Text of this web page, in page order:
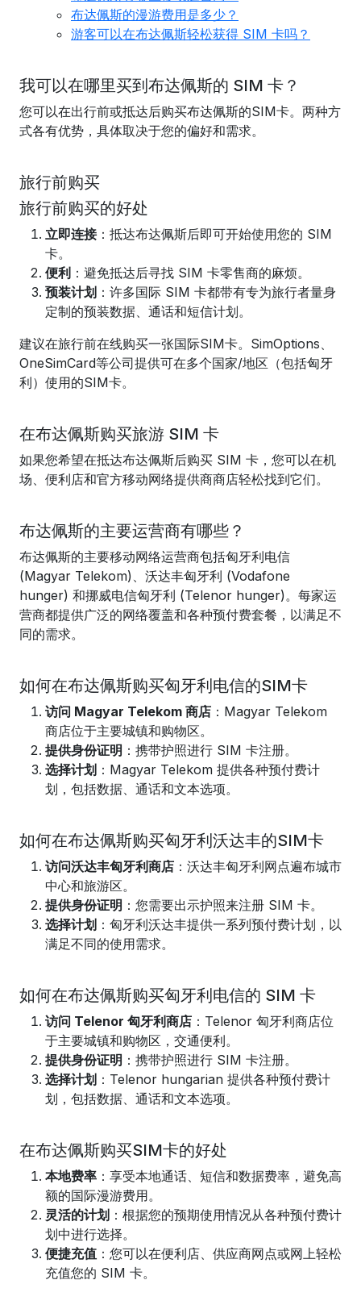
布达佩斯的漫游费用是多少？
游客可以在布达佩斯轻松获得 SIM 卡吗？
我可以在哪里买到布达佩斯的 SIM 卡？
您可以在出行前或抵达后购买布达佩斯的SIM卡。两种方
式各有优势，具体取决于您的偏好和需求。
旅行前购买
旅行前购买的好处
立即连接：抵达布达佩斯后即可开始使用您的 SIM
卡。
便利 ：避免抵达后寻找 SIM 卡零售商的麻烦。
预装计划 ：许多国际 SIM 卡都带有专为旅行者量身
定制的预装数据、通话和短信计划。
建议在旅行前在线购买一张国际SIM卡。SimOptions、
OneSimCard等公司提供可在多个国家/地区（包括匈牙
利）使用的SIM卡。
在布达佩斯购买旅游 SIM 卡
如果您希望在抵达布达佩斯后购买 SIM 卡，您可以在机
场、便利店和官方移动网络提供商商店轻松找到它们。
布达佩斯的主要运营商有哪些？
布达佩斯的主要移动网络运营商包括匈牙利电信
(Magyar Telekom)、沃达丰匈牙利 (Vodafone
hunger) 和挪威电信匈牙利 (Telenor hunger)。每家运
营商都提供广泛的网络覆盖和各种预付费套餐，以满足不
同的需求。
如何在布达佩斯购买匈牙利电信的SIM卡
访问 Magyar Telekom 商店 ：Magyar Telekom
商店位于主要城镇和购物区。
提供身份证明 ：携带护照进行 SIM 卡注册。
选择计划 ：Magyar Telekom 提供各种预付费计
划，包括数据、通话和文本选项。
如何在布达佩斯购买匈牙利沃达丰的SIM卡
访问沃达丰匈牙利商店 ：沃达丰匈牙利网点遍布城市
中心和旅游区。
提供身份证明 ：您需要出示护照来注册 SIM 卡。
选择计划 ：匈牙利沃达丰提供一系列预付费计划，以
满足不同的使用需求。
如何在布达佩斯购买匈牙利电信的 SIM 卡
访问 Telenor 匈牙利商店 ：Telenor 匈牙利商店位
于主要城镇和购物区，交通便利。
提供身份证明 ：携带护照进行 SIM 卡注册。
选择计划 ：Telenor hungarian 提供各种预付费计
划，包括数据、通话和文本选项。
在布达佩斯购买SIM卡的好处
本地费率 ：享受本地通话、短信和数据费率，避免高
额的国际漫游费用。
灵活的计划 ：根据您的预期使用情况从各种预付费计
划中进行选择。
便捷充值 ：您可以在便利店、供应商网点或网上轻松
充值您的 SIM 卡。